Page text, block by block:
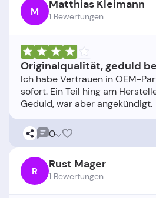
M Matthias Kleimann
1 Bewertungen
Originalqualität, geduld
Ich habe Vertrauen in OEM-
sofort. Ein Teil hing am
0
R Rust Mager
1 Bewertungen